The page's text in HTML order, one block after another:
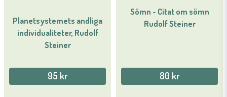
Planetsystemets andliga
individualiteter, Rudolf
Steiner
95 kr
Sömn - Citat om sömn
Rudolf Steiner
80 kr